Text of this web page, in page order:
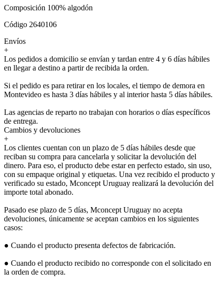
Composición 100% algodón
Código 2640106
Envíos
+
Los pedidos a domicilio se envían y tardan entre 4 y 6 días hábiles
en llegar a destino a partir de recibida la orden.
Si el pedido es para retirar en los locales, el tiempo de demora en
Montevideo es hasta 3 días hábiles y al interior hasta 5 días hábiles.
Las agencias de reparto no trabajan con horarios o días específicos
de entrega.
Cambios y devoluciones
+
Los clientes cuentan con un plazo de 5 días hábiles desde que
reciban su compra para cancelarla y solicitar la devolución del
dinero. Para eso, el producto debe estar en perfecto estado, sin uso,
con su empaque original y etiquetas. Una vez recibido el producto y
verificado su estado, Mconcept Uruguay realizará la devolución del
importe total abonado.
Pasado ese plazo de 5 días, Mconcept Uruguay no acepta
devoluciones, únicamente se aceptan cambios en los siguientes
casos:
● Cuando el producto presenta defectos de fabricación.
● Cuando el producto recibido no corresponde con el solicitado en
la orden de compra.